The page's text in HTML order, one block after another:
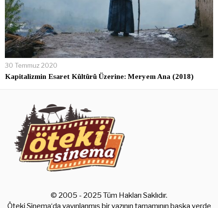
30 Temmuz 2020
Kapitalizmin Esaret Kültürü Üzerine: Meryem Ana (2018)
© 2005 - 2025 Tüm Hakları Saklıdır.